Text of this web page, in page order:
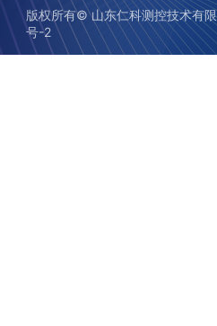
版权所有©️ 山东仁科测控技术
号-2